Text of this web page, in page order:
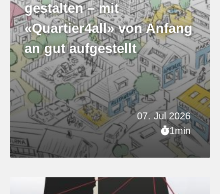
07. Jul 2026
1min
gestalten – mit
«Quartier4all» von Anfang
an gut aufgestellt